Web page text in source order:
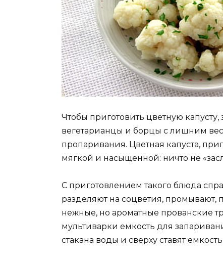
Чтобы приготовить цветную
вегетарианцы и борцы с лишним
пропаривания. Цветная капуста,
мягкой и насыщенной: ничто не
С приготовлением такого блюда
разделяют на соцветия,
нежные, но ароматные прованские
мультиварки емкость для
стакана воды и сверху ставят